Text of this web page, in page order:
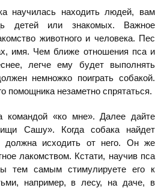
научилась находить людей, вам
детей или знакомых. Важное
животного и человека. Пес
имя. Чем ближе отношения пса и
легче ему будет выполнять
немножко поиграть собакой.
помощника незаметно спрятаться.
командой «ко мне». Далее дайте
Сашу». Когда собака найдет
должна исходить от него. Он же
лакомством. Кстати, научив пса
тем самым стимулируете его к
например, в лесу, на даче, в